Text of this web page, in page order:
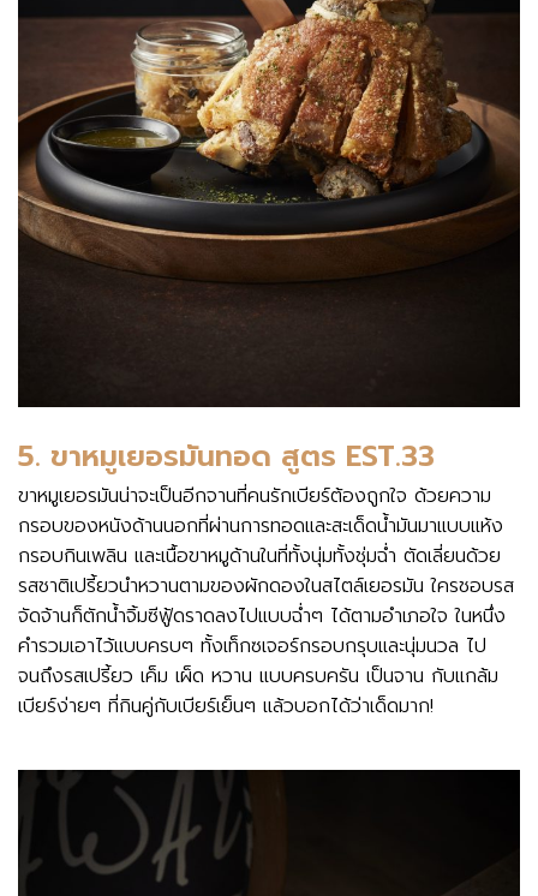
5. ขาหมูเยอรมันทอด สูตร EST.33
ขาหมูเยอรมันน่าจะเป็นอีกจานที่คนรักเบียร์ต้องถูกใจ ด้วยความ
กรอบของหนังด้านนอกที่ผ่านการทอดและสะเด็ดน้ำมันมาแบบแห้ง
กรอบกินเพลิน และเนื้อขาหมูด้านในที่ทั้งนุ่มทั้งชุ่มฉ่ำ ตัดเลี่ยนด้วย
รสชาติเปรี้ยวนำหวานตามของผักดองในสไตล์เยอรมัน ใครชอบรส
จัดจ้านก็ตักน้ำจิ้มซีฟู้ดราดลงไปแบบฉ่ำๆ ได้ตามอำเภอใจ ในหนึ่ง
คำรวมเอาไว้แบบครบๆ ทั้งเท็กซเจอร์กรอบกรุบและนุ่มนวล ไป
จนถึงรสเปรี้ยว เค็ม เผ็ด หวาน แบบครบครัน เป็นจาน กับแกล้ม
เบียร์ง่ายๆ ที่กินคู่กับเบียร์เย็นๆ แล้วบอกได้ว่าเด็ดมาก!